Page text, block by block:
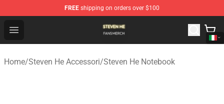
FREE shipping on orders over $100
Open menu
Steven He Shop - Official Steven He Merchandise Store
Home/Steven He Accessori/Steven He Notebook